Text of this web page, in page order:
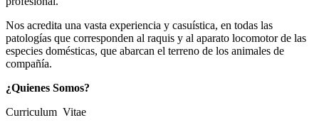
Nos acredita una vasta experiencia y casuística, en todas las
patologías que corresponden al raquis y al aparato locomotor de las
especies domésticas, que abarcan el terreno de los animales de
compañía.
¿Quienes Somos?
Curriculum Vitae